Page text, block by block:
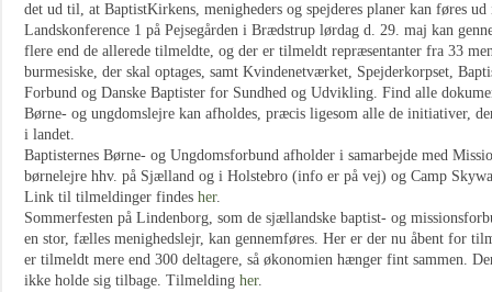
det ud til, at BaptistKirkens, menigheders og spejderes planer kan føres
Landskonference 1 på Pejsegården i Brædstrup lørdag d. 29. maj kan
flere end de allerede tilmeldte, og der er tilmeldt repræsentanter fra 33
burmesiske, der skal optages, samt Kvindenetværket, Spejderkorpset,
Forbund og Danske Baptister for Sundhed og Udvikling. Find alle
Børne- og ungdomslejre kan afholdes, præcis ligesom alle de initiativer,
i landet.
Baptisternes Børne- og Ungdomsforbund afholder i samarbejde med
børnelejre hhv. på Sjælland og i Holstebro (info er på vej) og Camp
Link til tilmeldinger findes her.
Sommerfesten på Lindenborg, som de sjællandske baptist- og
en stor, fælles menighedslejr, kan gennemføres. Her er der nu åbent for
er tilmeldt mere end 300 deltagere, så økonomien hænger fint sammen.
ikke holde sig tilbage. Tilmelding her.